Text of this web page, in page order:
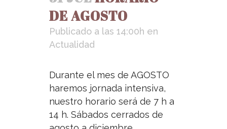
DE AGOSTO
Publicado a las 14:00h en
Actualidad
Durante el mes de AGOSTO
haremos jornada intensiva,
nuestro horario será de 7 h a
14 h. Sábados cerrados de